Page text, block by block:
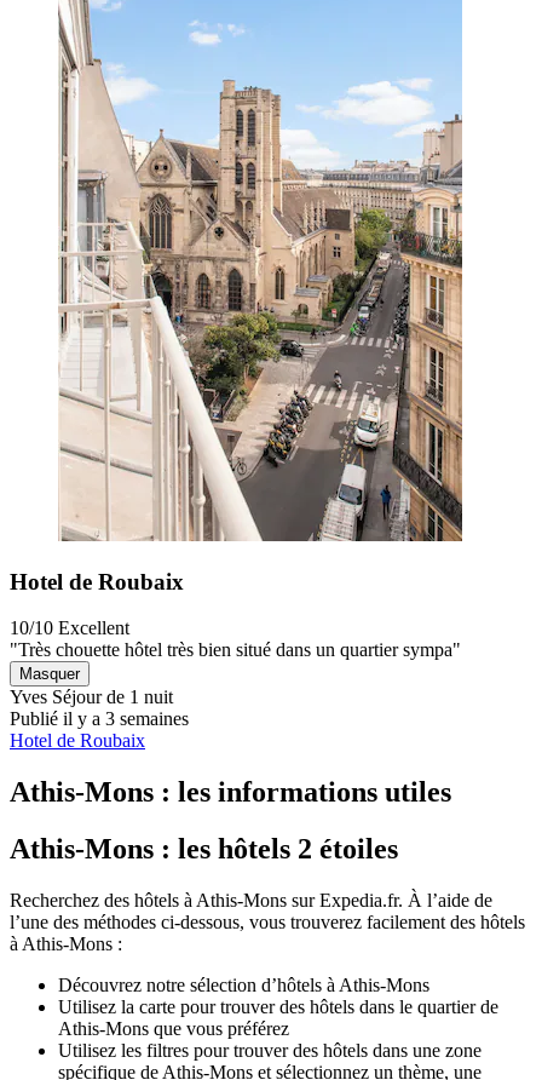
Hotel de Roubaix
10/10 Excellent
"Très chouette hôtel très bien situé dans un quartier sympa"
Masquer
Yves Séjour de 1 nuit
Publié il y a 3 semaines
Hotel de Roubaix
Athis-Mons : les informations utiles
Athis-Mons : les hôtels 2 étoiles
Recherchez des hôtels à Athis-Mons sur Expedia.fr. À l’aide de
l’une des méthodes ci-dessous, vous trouverez facilement des hôtels
à Athis-Mons :
Découvrez notre sélection d’hôtels à Athis-Mons
Utilisez la carte pour trouver des hôtels dans le quartier de
Athis-Mons que vous préférez
Utilisez les filtres pour trouver des hôtels dans une zone
spécifique de Athis-Mons et sélectionnez un thème, une